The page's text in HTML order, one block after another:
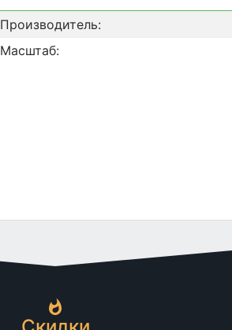
Производитель:
Масштаб: